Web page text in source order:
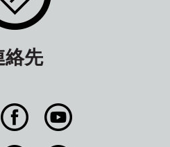
絡先